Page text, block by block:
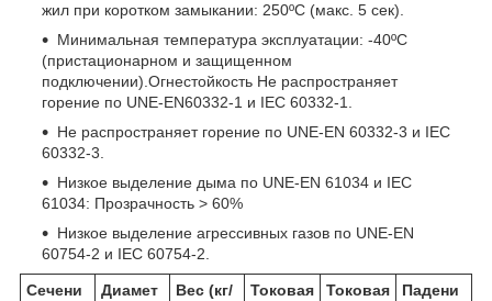
жил при коротком замыкании: 250ºC (макс. 5 сек).
Минимальная температура эксплуатации: -40ºC
(пристационарном и защищенном
подключении).Огнестойкость Не распространяет
горение по UNE-EN60332-1 и IEC 60332-1.
Не распространяет горение по UNE-EN 60332-3 и IEC
60332-3.
Низкое выделение дыма по UNE-EN 61034 и IEC
61034: Прозрачность > 60%
Низкое выделение агрессивных газов по UNE-EN
60754-2 и IEC 60754-2.
Сечени
Диамет
Вес (кг/
Токовая
Токовая
Падени